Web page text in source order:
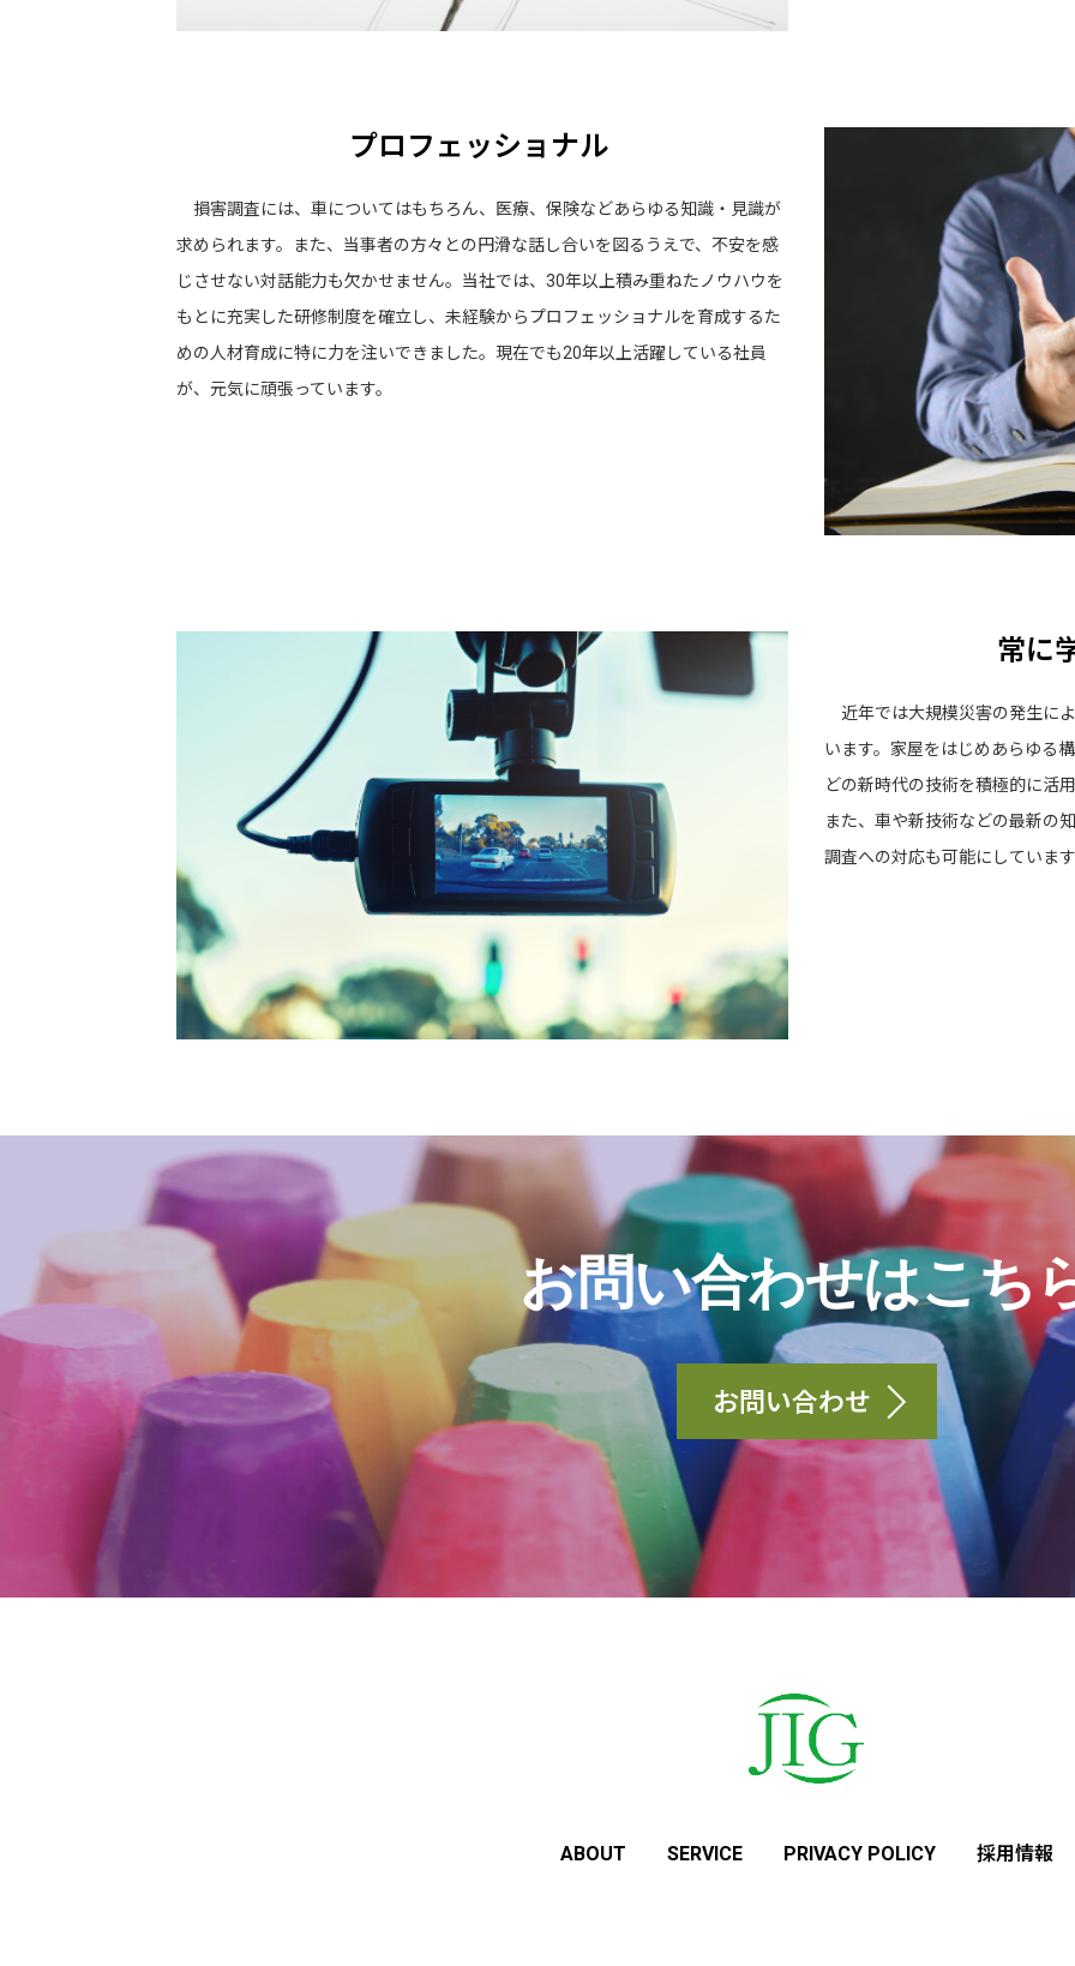
プロフェッショナル
損害調査には、車についてはもちろん、医療、保険などあらゆる知識・見識が
求められます。また、当事者の方々との円滑な話し合いを図るうえで、不安を感
じさせない対話能力も欠かせません。当社では、30年以上積み重ねたノウハウを
もとに充実した研修制度を確立し、未経験からプロフェッショナルを育成するた
めの人材育成に特に力を注いできました。現在でも20年以上活躍している社員
が、元気に頑張っています。
常に学び、
近年では大規模災害の発生に
います。家屋をはじめあらゆる
どの新時代の技術を積極的に活
また、車や新技術などの最新の
調査への対応も可能にしていま
お問い合わせはこち
お問い合わせ
ABOUT SERVICE PRIVACY POLICY 採用情報